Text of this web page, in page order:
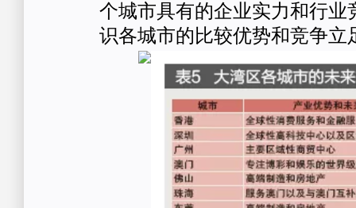
个城市具有的企业实力和行业
识各城市的比较优势和竞争立